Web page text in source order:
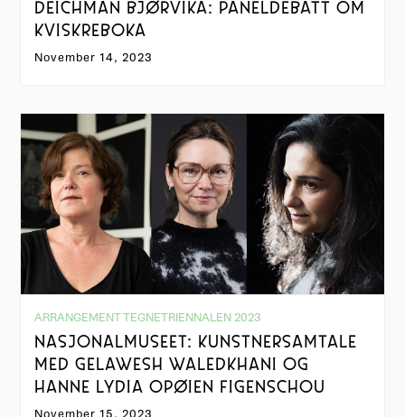
DEICHMAN BJØRVIKA: PANELDEBATT OM
KVISKREBOKA
November 14, 2023
ARRANGEMENT TEGNETRIENNALEN 2023
NASJONALMUSEET: KUNSTNERSAMTALE
MED GELAWESH WALEDKHANI OG
HANNE LYDIA OPØIEN FIGENSCHOU